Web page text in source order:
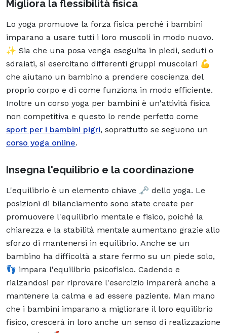
Migliora la flessibilità fisica
Lo yoga promuove la forza fisica perché i bambini
imparano a usare tutti i loro muscoli in modo nuovo.
✨ Sia che una posa venga eseguita in piedi, seduti o
sdraiati, si esercitano differenti gruppi muscolari 💪
che aiutano un bambino a prendere coscienza del
proprio corpo e di come funziona in modo efficiente.
Inoltre un corso yoga per bambini è un'attività fisica
non competitiva e questo lo rende perfetto come
sport per i bambini pigri, soprattutto se seguono un
corso yoga online.
Insegna l'equilibrio e la coordinazione
L'equilibrio è un elemento chiave 🗝️ dello yoga. Le
posizioni di bilanciamento sono state create per
promuovere l'equilibrio mentale e fisico, poiché la
chiarezza e la stabilità mentale aumentano grazie allo
sforzo di mantenersi in equilibrio. Anche se un
bambino ha difficoltà a stare fermo su un piede solo,
👣 impara l'equilibrio psicofisico. Cadendo e
rialzandosi per riprovare l'esercizio imparerà anche a
mantenere la calma e ad essere paziente. Man mano
che i bambini imparano a migliorare il loro equilibrio
fisico, crescerà in loro anche un senso di realizzazione